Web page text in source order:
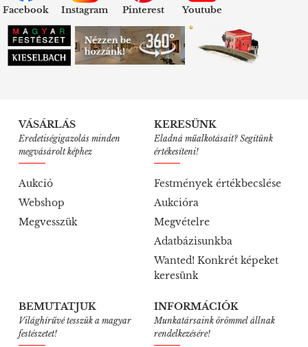
Facebook Instagram Pinterest Youtube
VÁSÁRLÁS
Eredetiségigazolás minden
megvásárolt képhez
Aukció
Webshop
Megvesszük
KERESÜNK
Eladná műalkotásait? Segítünk
értékesíteni!
Festmények értékbecslése
Aukcióra
Megvételre
Adatbázisunkba
Wanted! Konkrét képeket
keresünk
BEMUTATJUK
Világhírűvé tesszük a magyar
festészetet!
INFORMÁCIÓK
Munkatársaink örömmel állnak
rendelkezésére!